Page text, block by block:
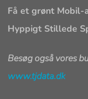
Få et grønt Mobil-
Hyppigt Stillede
Besøg også vores
www.tjdata.dk